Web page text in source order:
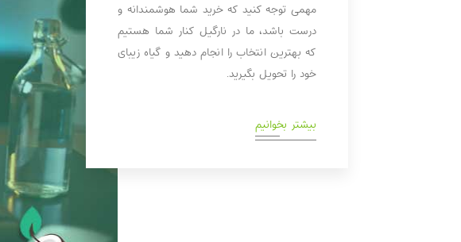
مهمی توجه کنید که خرید شما هوشمندانه و
درست باشد، ما در نارگیل کنار شما هستیم
که بهترین انتخاب را انجام دهید و گیاه زیبای
خود را تحویل بگیرید.
بیشتر بخوانیم